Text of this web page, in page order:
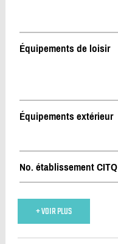
Équipements de loisir
Équipements extérieur
No. établissement CITQ
+ VOIR PLUS